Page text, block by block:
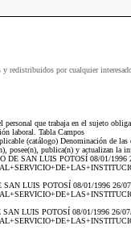
y redistribuidos por cualquier
que trabaja en el sujeto
laboral. Tabla Campos
(catálogo) Denominación de
posee(n), publica(n) y actualizan la
DE SAN LUIS POTOSÍ 08/01/1996
LUIS POTOSÍ 08/01/1996 26/
LUIS POTOSÍ 08/01/1996 26/